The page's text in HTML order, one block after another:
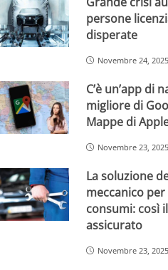
persone
disperate
Novembre 24, 2025
C’è un’app di
migliore di
Mappe di
Novembre 23, 2025
La soluzione
meccanico
consumi: così
assicurato
Novembre 23, 2025